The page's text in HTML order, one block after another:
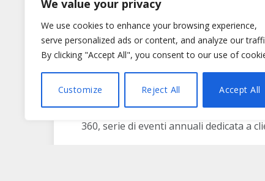
We value your privacy
We use cookies to enhance your browsing experience,
serve personalized ads or content, and analyze our
By clicking "Accept All", you consent to our use of
Customize Reject All Accept All
È tutto scritto nel nuovo mantra “You
strategica intrapresa daCheck Point
360, serie di eventi annuali dedicata a